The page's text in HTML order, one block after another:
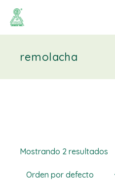
remolacha
Mostrando 2 resultados
Orden por defecto